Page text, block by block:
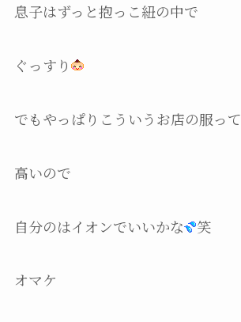
息子はずっと抱っこ紐の中で
ぐっすり
でもやっぱりこういうお店の服って
高いので
自分のはイオンでいいかな 笑
オマケ